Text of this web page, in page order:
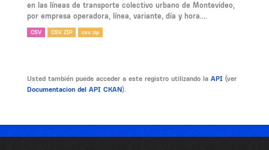
en las líneas de transporte colectivo urbano de Montevideo,
por empresa operadora, línea, variante, día y hora....
CSV CSV ZIP csv zip
Usted también puede acceder a este registro utilizando la API (ver
Documentacion del API CKAN).